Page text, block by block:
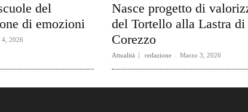
del
di emozioni
4, 2026
Nasce progetto di
del Tortello alla Lastra di
Corezzo
Attualità redazione - Marzo 3, 2026